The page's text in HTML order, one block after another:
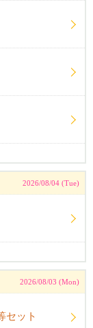
2026/08/04 (Tue)
2026/08/03 (Mon)
セット